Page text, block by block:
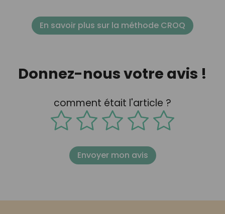
En savoir plus sur la méthode CROQ
Donnez-nous votre avis !
comment était l'article ?
Envoyer mon avis